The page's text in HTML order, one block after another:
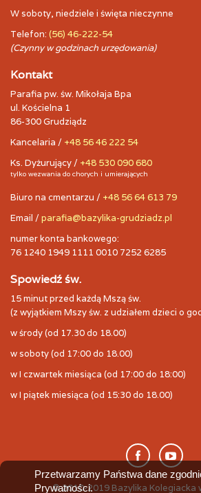
W soboty, niedziele i święta nieczynne
Telefon: (56) 46-222-54
(Czynny w godzinach urzędowania)
Kontakt
Parafia pw. św. Mikołaja Bpa
ul. Kościelna 1
86-300 Grudziądz
Kancelaria / +48 56 46 222 54
Ks. Dyżurujący / +48 530 090 680
tylko wezwania do chorych i umierających
Biuro na cmentarzu / +48 56 64 613 79
Email /parafia@bazylika-grudziadz.pl
numer konta bankowego:
76 1240 1949 1111 0010 7252 6285
Spowiedź św.
15 minut przed każdą Mszą św.
(z wyjątkiem Mszy św. z udziałem dzieci o
w środy (od 17.30 do 18.00)
w soboty (od 17:00 do 18.00)
w I czwartek miesiąca (od 17:00 do 18:00)
w I piątek miesiąca (od 15:30 do 18.00)
© 2010-2019 Bazylika Kolegiacka
Przetwarzamy Państwa dane
Prywatności.